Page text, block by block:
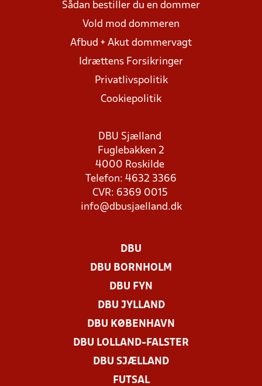
Sådan bestiller du en dommer
Vold mod dommeren
Afbud + Akut dommervagt
Idrættens Forsikringer
Privatlivspolitik
Cookiepolitik
DBU Sjælland
Fuglebakken 2
4000 Roskilde
Telefon: 4632 3366
CVR: 6369 0015
info@dbusjaelland.dk
DBU
DBU BORNHOLM
DBU FYN
DBU JYLLAND
DBU KØBENHAVN
DBU LOLLAND-FALSTER
DBU SJÆLLAND
FUTSAL